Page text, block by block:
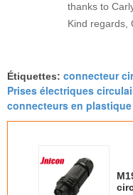
thanks to
Kind regards,
Étiquettes: connecteur
Prises électriques
connecteurs en